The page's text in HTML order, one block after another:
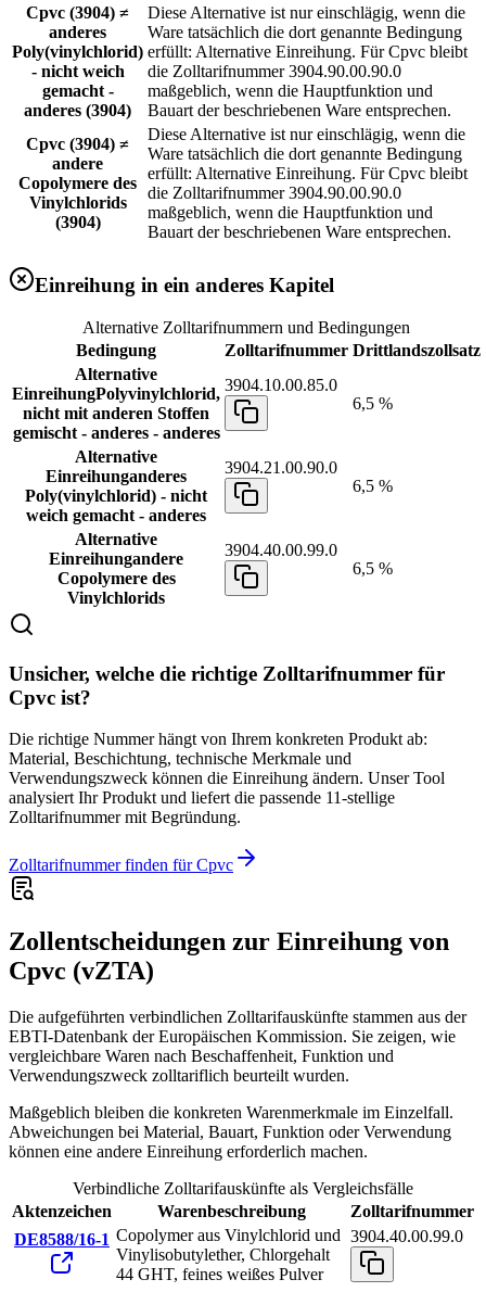
Cpvc (3904) ≠
anderes
Poly(vinylchlorid)
- nicht weich
gemacht -
anderes (3904)
Diese Alternative ist nur einschlägig, wenn die
Ware tatsächlich die dort genannte Bedingung
erfüllt: Alternative Einreihung. Für Cpvc bleibt
die Zolltarifnummer 3904.90.00.90.0
maßgeblich, wenn die Hauptfunktion und
Bauart der beschriebenen Ware entsprechen.
Cpvc (3904) ≠
andere
Copolymere des
Vinylchlorids
(3904)
Diese Alternative ist nur einschlägig, wenn die
Ware tatsächlich die dort genannte Bedingung
erfüllt: Alternative Einreihung. Für Cpvc bleibt
die Zolltarifnummer 3904.90.00.90.0
maßgeblich, wenn die Hauptfunktion und
Bauart der beschriebenen Ware entsprechen.
Einreihung in ein anderes Kapitel
Alternative Zolltarifnummern und Bedingungen
Bedingung
Zolltarifnummer Drittlandszollsatz
Alternative
EinreihungPolyvinylchlorid,
nicht mit anderen Stoffen
gemischt - anderes - anderes
3904.10.00.85.0
6,5 %
Alternative
Einreihunganderes
Poly(vinylchlorid) - nicht
weich gemacht - anderes
3904.21.00.90.0
6,5 %
Alternative
Einreihungandere
Copolymere des
Vinylchlorids
3904.40.00.99.0
6,5 %
Unsicher, welche die richtige Zolltarifnummer für
Cpvc ist?
Die richtige Nummer hängt von Ihrem konkreten Produkt ab:
Material, Beschichtung, technische Merkmale und
Verwendungszweck können die Einreihung ändern. Unser Tool
analysiert Ihr Produkt und liefert die passende 11-stellige
Zolltarifnummer mit Begründung.
Zolltarifnummer finden für Cpvc
Zollentscheidungen zur Einreihung von
Cpvc (vZTA)
Die aufgeführten verbindlichen Zolltarifauskünfte stammen aus der
EBTI-Datenbank der Europäischen Kommission. Sie zeigen, wie
vergleichbare Waren nach Beschaffenheit, Funktion und
Verwendungszweck zolltariflich beurteilt wurden.
Maßgeblich bleiben die konkreten Warenmerkmale im Einzelfall.
Abweichungen bei Material, Bauart, Funktion oder Verwendung
können eine andere Einreihung erforderlich machen.
Verbindliche Zolltarifauskünfte als Vergleichsfälle
Aktenzeichen
Warenbeschreibung
Zolltarifnummer
DE8588/16-1 Copolymer aus Vinylchlorid und
Vinylisobutylether, Chlorgehalt
44 GHT, feines weißes Pulver
3904.40.00.99.0